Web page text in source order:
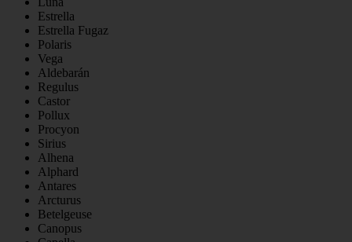
Estrella
Estrella Fugaz
Polaris
Vega
Aldebarán
Regulus
Castor
Pollux
Procyon
Sirius
Alhena
Alphard
Antares
Arcturus
Betelgeuse
Canopus